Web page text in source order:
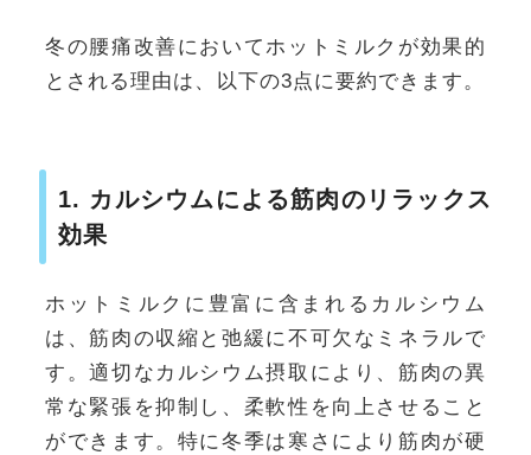
冬の腰痛改善においてホットミルクが効果的
とされる理由は、以下の3点に要約できます。
1. カルシウムによる筋肉のリラックス
効果
ホットミルクに豊富に含まれるカルシウム
は、筋肉の収縮と弛緩に不可欠なミネラルで
す。適切なカルシウム摂取により、筋肉の異
常な緊張を抑制し、柔軟性を向上させること
ができます。特に冬季は寒さにより筋肉が硬